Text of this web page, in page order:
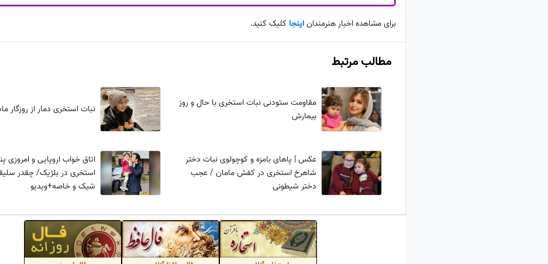
برای مشاهده اخبار هنرمنداناینجا کلیک کنید.
مطالب مرتبط
مقاومت ستودنی نبات استخری با حال و روز
بیمارش
نبات استخری دمار از روزگار
عکس | پاهای بامزه و کوچولوی نبات دختر
شاهرخ استخری در کفش مامان / عجب
دختر شیطونی
اتاق خواب اروپایی و امروزی
استخری در بلژیک/ چقدر
شیک و خاصه+ویدیو